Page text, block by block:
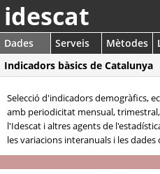
idescat
Dades Serveis Mètodes
Indicadors bàsics de Catalunya
Selecció d'indicadors demogràfics,
amb periodicitat mensual,
l'Idescat i altres agents de
les variacions interanuals i les